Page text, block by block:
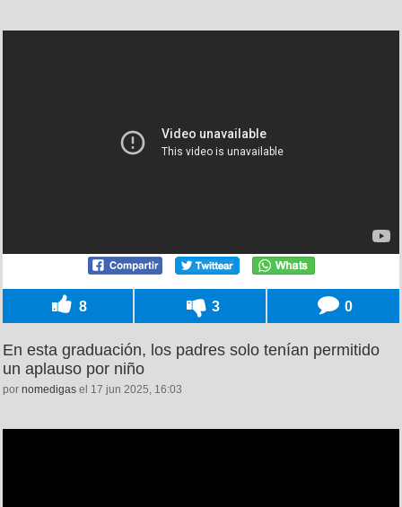
8 3 0
En esta graduación, los padres solo tenían permitido
un aplauso por niño
por nomedigas el 17 jun 2025, 16:03